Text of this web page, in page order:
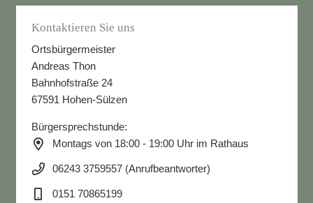
Kontaktieren Sie uns
Ortsbürgermeister
Andreas Thon
Bahnhofstraße 24
67591 Hohen-Sülzen
Bürgersprechstunde:
Montags von 18:00 - 19:00 Uhr im Rathaus
06243 3759557 (Anrufbeantworter)
0151 70865199